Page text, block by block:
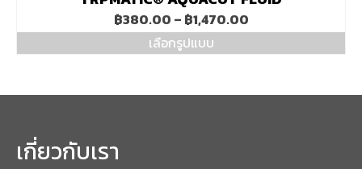
฿380.00 – ฿1,470.00Price
range:
฿380.00
เลือกรูปแบบ
has
เกี่ยวกับเรา